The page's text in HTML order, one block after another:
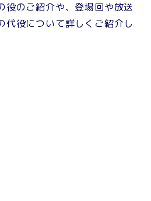
役のご紹介や、登場回や放送
代役について詳しくご紹介し